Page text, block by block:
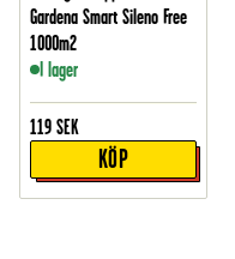
Gardena Smart Sileno Free
1000m2
I lager
119 SEK
KÖP